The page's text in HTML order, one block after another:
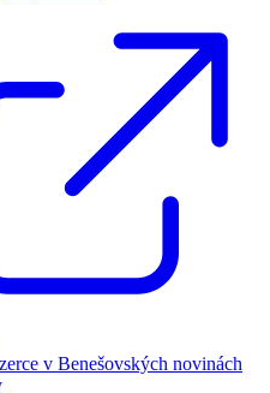
v Benešovských novinách